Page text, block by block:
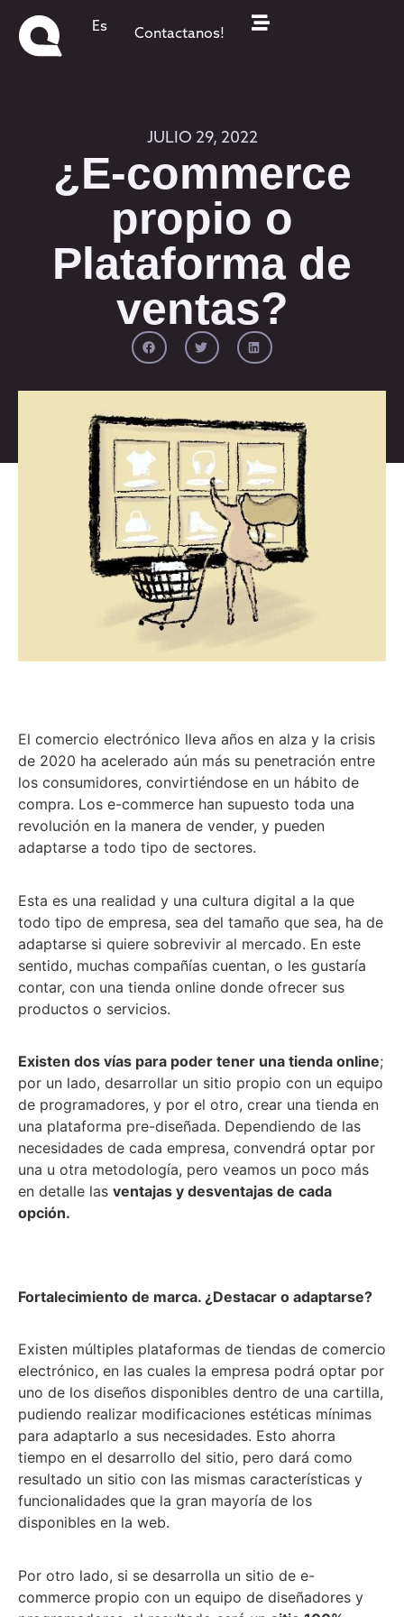
Es Contactanos!
JULIO 29, 2022
¿E-commerce
propio o
Plataforma de
ventas?
El comercio electrónico lleva años en alza y la crisis
de 2020 ha acelerado aún más su penetración entre
los consumidores, convirtiéndose en un hábito de
compra. Los e-commerce han supuesto toda una
revolución en la manera de vender, y pueden
adaptarse a todo tipo de sectores.
Esta es una realidad y una cultura digital a la que
todo tipo de empresa, sea del tamaño que sea, ha de
adaptarse si quiere sobrevivir al mercado. En este
sentido, muchas compañías cuentan, o les gustaría
contar, con una tienda online donde ofrecer sus
productos o servicios.
Existen dos vías para poder tener una tienda online;
por un lado, desarrollar un sitio propio con un equipo
de programadores, y por el otro, crear una tienda en
una plataforma pre-diseñada. Dependiendo de las
necesidades de cada empresa, convendrá optar por
una u otra metodología, pero veamos un poco más
en detalle las ventajas y desventajas de cada
opción.
Fortalecimiento de marca. ¿Destacar o adaptarse?
Existen múltiples plataformas de tiendas de comercio
electrónico, en las cuales la empresa podrá optar por
uno de los diseños disponibles dentro de una cartilla,
pudiendo realizar modificaciones estéticas mínimas
para adaptarlo a sus necesidades. Esto ahorra
tiempo en el desarrollo del sitio, pero dará como
resultado un sitio con las mismas características y
funcionalidades que la gran mayoría de los
disponibles en la web.
Por otro lado, si se desarrolla un sitio de e-
commerce propio con un equipo de diseñadores y